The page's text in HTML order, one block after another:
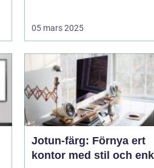
05 mars 2025
Jotun-färg: Förnya ert
kontor med stil och